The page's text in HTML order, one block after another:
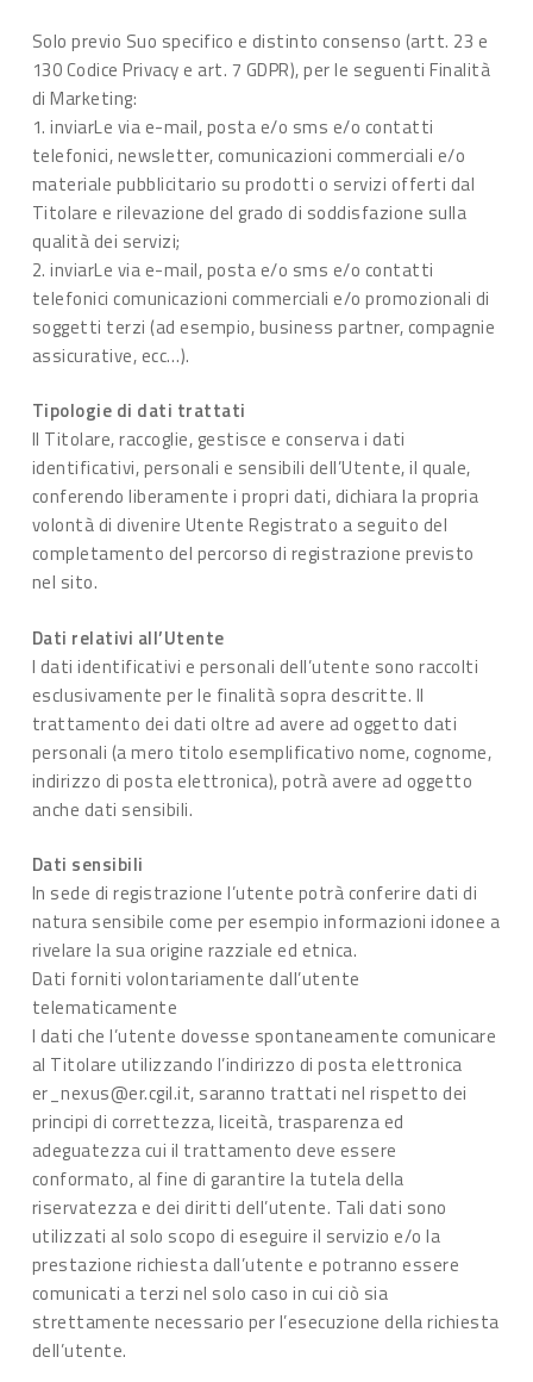
Solo previo Suo specifico e distinto consenso (artt. 23 e
130 Codice Privacy e art. 7 GDPR), per le seguenti Finalità
di Marketing:
1. inviarLe via e-mail, posta e/o sms e/o contatti
telefonici, newsletter, comunicazioni commerciali e/o
materiale pubblicitario su prodotti o servizi offerti dal
Titolare e rilevazione del grado di soddisfazione sulla
qualità dei servizi;
2. inviarLe via e-mail, posta e/o sms e/o contatti
telefonici comunicazioni commerciali e/o promozionali di
soggetti terzi (ad esempio, business partner, compagnie
assicurative, ecc…).
Tipologie di dati trattati
Il Titolare, raccoglie, gestisce e conserva i dati
identificativi, personali e sensibili dell’Utente, il quale,
conferendo liberamente i propri dati, dichiara la propria
volontà di divenire Utente Registrato a seguito del
completamento del percorso di registrazione previsto
nel sito.
Dati relativi all’Utente
I dati identificativi e personali dell’utente sono raccolti
esclusivamente per le finalità sopra descritte. Il
trattamento dei dati oltre ad avere ad oggetto dati
personali (a mero titolo esemplificativo nome, cognome,
indirizzo di posta elettronica), potrà avere ad oggetto
anche dati sensibili.
Dati sensibili
In sede di registrazione l’utente potrà conferire dati di
natura sensibile come per esempio informazioni idonee a
rivelare la sua origine razziale ed etnica.
Dati forniti volontariamente dall’utente
telematicamente
I dati che l’utente dovesse spontaneamente comunicare
al Titolare utilizzando l’indirizzo di posta elettronica
er_nexus@er.cgil.it, saranno trattati nel rispetto dei
principi di correttezza, liceità, trasparenza ed
adeguatezza cui il trattamento deve essere
conformato, al fine di garantire la tutela della
riservatezza e dei diritti dell’utente. Tali dati sono
utilizzati al solo scopo di eseguire il servizio e/o la
prestazione richiesta dall’utente e potranno essere
comunicati a terzi nel solo caso in cui ciò sia
strettamente necessario per l’esecuzione della richiesta
dell’utente.